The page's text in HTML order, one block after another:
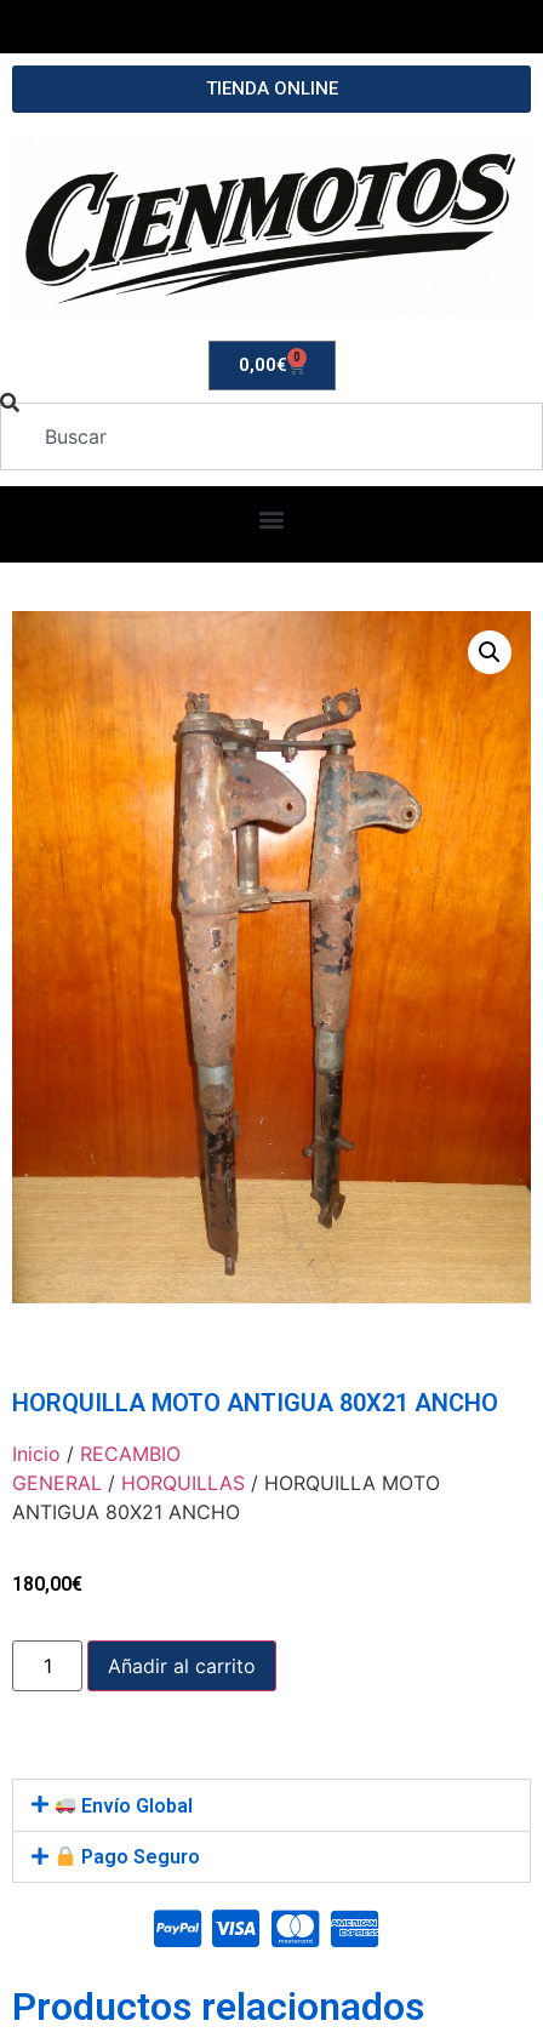
TIENDA ONLINE
0,00€ 0
HORQUILLA MOTO ANTIGUA 80X21 ANCHO
Inicio / RECAMBIO
GENERAL / HORQUILLAS / HORQUILLA MOTO
ANTIGUA 80X21 ANCHO
180,00€
Añadir al carrito
Envío Global
Pago Seguro
Productos relacionados